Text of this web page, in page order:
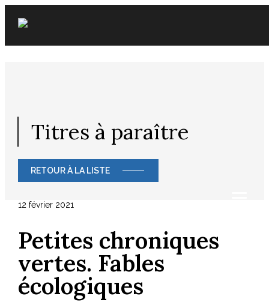
content
Titres à paraître
RETOUR À LA LISTE
12 février 2021
Petites chroniques
vertes. Fables
écologiques